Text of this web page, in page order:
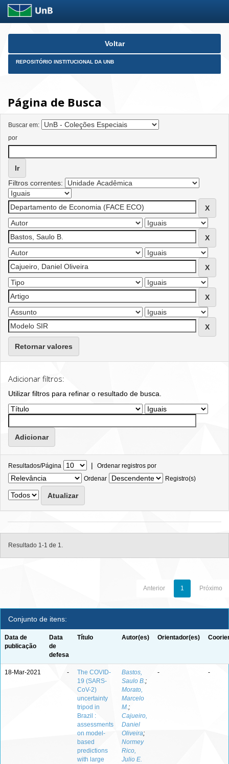
Skip
Voltar
REPOSITÓRIO INSTITUCIONAL DA UNB
Página de Busca
Buscar em:
por
Filtros correntes:
Retornar valores
Adicionar filtros:
Utilizar filtros para refinar o resultado de busca.
Resultados/Página | Ordenar registros por
Ordenar
Registro(s)
Resultado 1-1 de 1.
Anterior 1 Próximo
Conjunto de itens:
Data de
publicação
Data
de
defesa
Título Autor(es) Orientador(es)
18-Mar-2021 -
The COVID-
19 (SARS-
CoV-2)
uncertainty
tripod in
Brazil :
assessments
on model-
based
predictions
with large
Bastos,
Saulo B.;
Morato,
Marcelo
M.;
Cajueiro,
Daniel
Oliveira;
Normey
Rico,
Julio E.
- -